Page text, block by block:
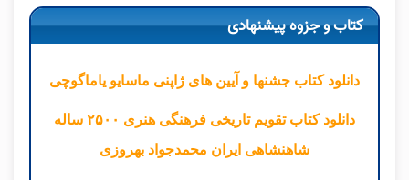
کتاب و جزوه پیشنهادی
دانلود کتاب جشنها و آیین های ژاپنی ماسایو یاماگوچی
دانلود کتاب تقویم تاریخی فرهنگی هنری ۲۵۰۰ ساله
شاهنشاهی ایران محمدجواد بهروزی